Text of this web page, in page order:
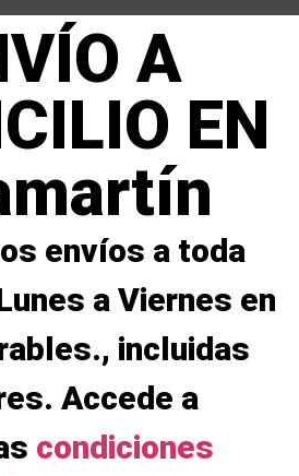
A
EN
envíos a toda
a Viernes en
incluidas
Accede a
condiciones